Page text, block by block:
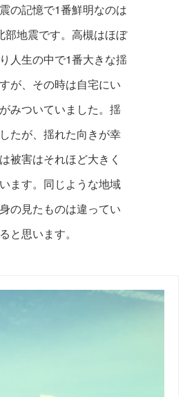
の記憶で1番鮮明なのは
部地震です。高槻はほぼ
人生の中で1番大きな揺
が、その時は自宅にい
みついていました。揺
たが、揺れた向きが幸
被害はそれほど大きく
ます。同じような地域
の見たものは違ってい
と思います。